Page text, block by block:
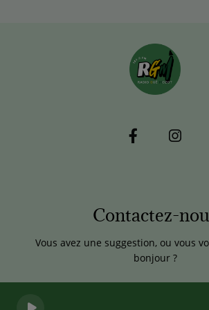
Contactez-
Vous avez une suggestion, ou vous
bonjour ?